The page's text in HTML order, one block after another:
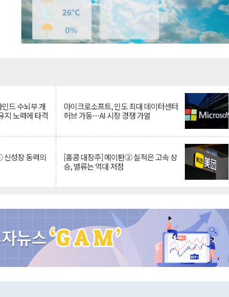
드 수뇌부 개
지 노력에 타격
마이크로소프트, 인도 최대 데이터센터
허브 가동…AI 시장 경쟁 가열
성장 동력의 [홍콩 대장주] 메이퇀② 실적은 고속 상
승, 밸류는 역대 저점